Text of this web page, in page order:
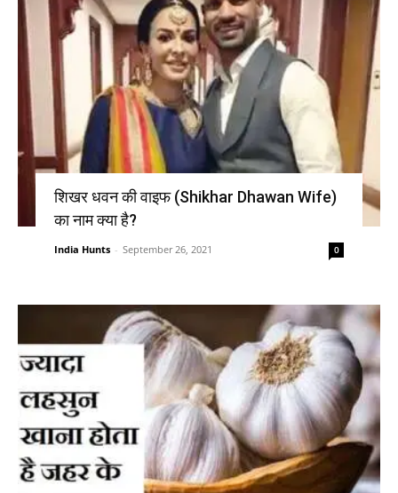
शिखर धवन की वाइफ (Shikhar Dhawan Wife)
का नाम क्या है?
India Hunts - September 26, 2021 0